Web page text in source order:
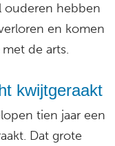
ouderen hebben
en komen
de arts.
kwijtgeraakt
tien jaar een
Dat grote